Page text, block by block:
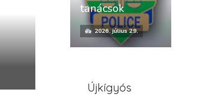
tanácsok
2026. július 29.
Újkígyós